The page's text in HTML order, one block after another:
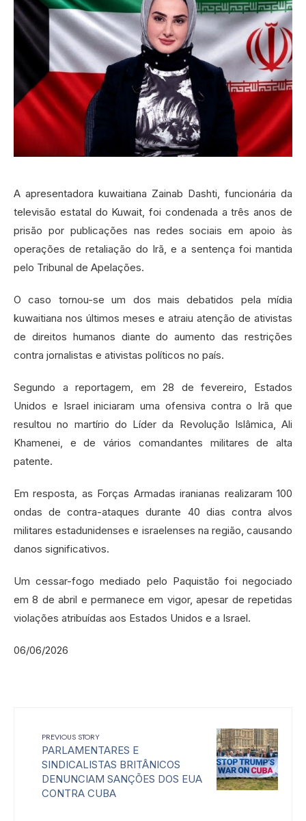
A apresentadora kuwaitiana Zainab Dashti, funcionária da
televisão estatal do Kuwait, foi condenada a três anos de
prisão por publicações nas redes sociais em apoio às
operações de retaliação do Irã, e a sentença foi mantida
pelo Tribunal de Apelações.
O caso tornou-se um dos mais debatidos pela mídia
kuwaitiana nos últimos meses e atraiu atenção de ativistas
de direitos humanos diante do aumento das restrições
contra jornalistas e ativistas políticos no país.
Segundo a reportagem, em 28 de fevereiro, Estados
Unidos e Israel iniciaram uma ofensiva contra o Irã que
resultou no martírio do Líder da Revolução Islâmica, Ali
Khamenei, e de vários comandantes militares de alta
patente.
Em resposta, as Forças Armadas iranianas realizaram 100
ondas de contra-ataques durante 40 dias contra alvos
militares estadunidenses e israelenses na região, causando
danos significativos.
Um cessar-fogo mediado pelo Paquistão foi negociado
em 8 de abril e permanece em vigor, apesar de repetidas
violações atribuídas aos Estados Unidos e a Israel.
06/06/2026
PREVIOUS STORY
PARLAMENTARES E
SINDICALISTAS BRITÂNICOS
DENUNCIAM SANÇÕES DOS EUA
CONTRA CUBA